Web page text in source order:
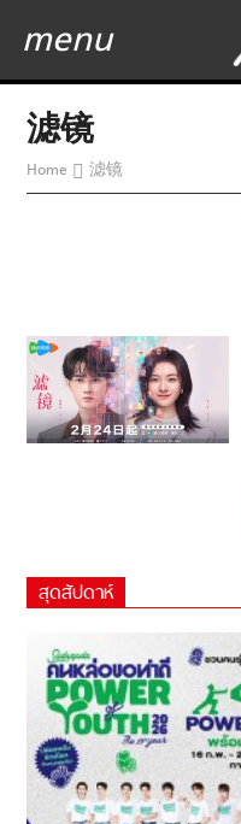
menu
滤镜
Home 滤镜
สุดสัปดาห์